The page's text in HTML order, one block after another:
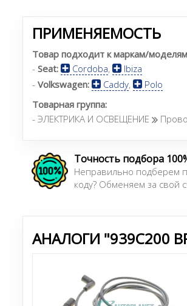
ПРИМЕНЯЕМОСТЬ
Товар подходит к маркам/
- Seat: Cordoba,
Ibiza
- Volkswagen: Caddy,
Polo
Товарная группа:
- ЭЛЕКТРИКА И ОСВЕЩЕНИЕ
Точность подбора
Неправильно подберем
коду? Обменяем за свой
АНАЛОГИ "939C200